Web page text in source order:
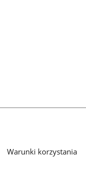
Warunki korzystania